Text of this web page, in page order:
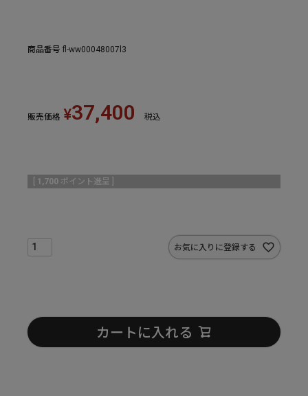
商品番号 fl-ww00048007l3
販売価格 ¥37,400 税込
1,700 ポイント進呈 ]
お気に入りに登録する
カートに入れる